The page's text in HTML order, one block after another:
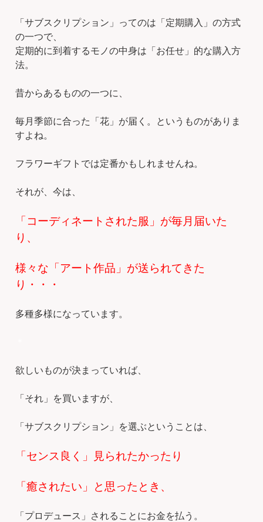
「サブスクリプション」ってのは「定期購入」の方式
の一つで、
定期的に到着するモノの中身は「お任せ」的な購入方
法。
昔からあるものの一つに、
毎月季節に合った「花」が届く。というものがありま
すよね。
フラワーギフトでは定番かもしれませんね。
それが、今は、
「コーディネートされた服」が毎月届いた
り、
様々な「アート作品」が送られてきた
り・・・
多種多様になっています。
欲しいものが決まっていれば、
「それ」を買いますが、
「サブスクリプション」を選ぶということは、
「センス良く」見られたかったり
「癒されたい」と思ったとき、
「プロデュース」されることにお金を払う。